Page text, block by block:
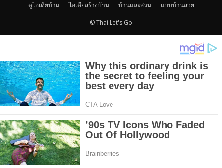
ดูไอเดียบ้าน ไอเดียสร้างบ้าน บ้านและสวน แบบบ้านสวย
© Thai Let's Go